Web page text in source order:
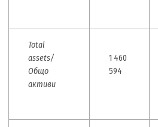
Total
assets/
Общо
активи
1 460
594